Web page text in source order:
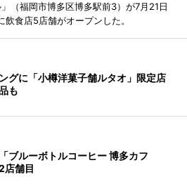
（福岡市博多区博多駅前3）が7月21日
食店5店舗がオープンした。
グに「小樽洋菓子舗ルタオ」限定店
も
ブルーボトルコーヒー 博多カフ
舗目